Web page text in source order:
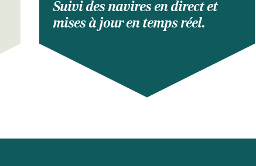
Suivi des navires en direct et
mises à jour en temps réel.